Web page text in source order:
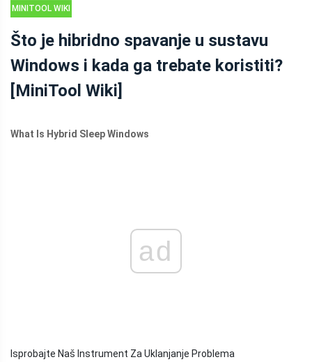
MINITOOL WIKI
Što je hibridno spavanje u sustavu
Windows i kada ga trebate koristiti?
[MiniTool Wiki]
What Is Hybrid Sleep Windows
ad
Isprobajte Naš Instrument Za Uklanjanje Problema